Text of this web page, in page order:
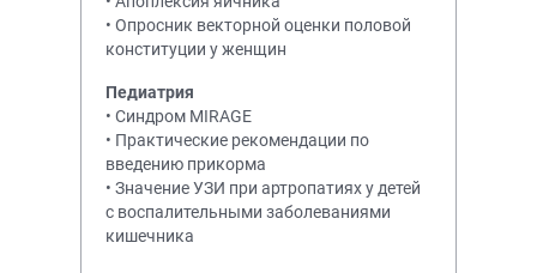
• Опросник векторной оценки половой
конституции у женщин
Педиатрия
• Синдром MIRAGE
• Практические рекомендации по
введению прикорма
• Значение УЗИ при артропатиях у детей
с воспалительными заболеваниями
кишечника